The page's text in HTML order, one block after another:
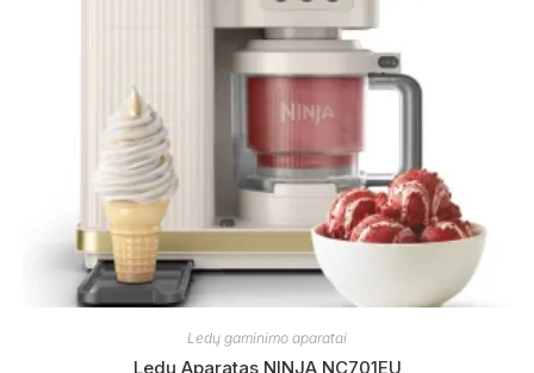
Ledų gaminimo aparatai
Ledų Aparatas NINJA NC701EU